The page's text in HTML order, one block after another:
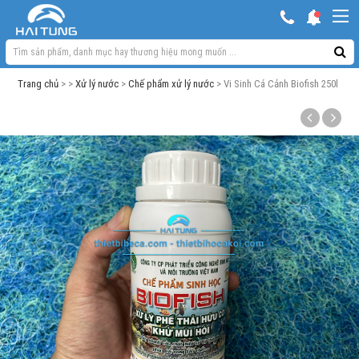
Trang chủ > >Xử lý nước >Chế phẩm xử lý nước > Vi Sinh Cá Cảnh Biofish 250l
Hồ ngoài trời & phụ kiện
Máy móc phụ kiện khác
Thuốc cho cá cảnh
Xử lý nước
Thức ăn cá
Đèn bể cá
Bể cá cảnh
Trang trí bể cá